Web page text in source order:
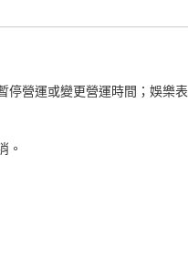
營運或變更營運時間；娛樂
。